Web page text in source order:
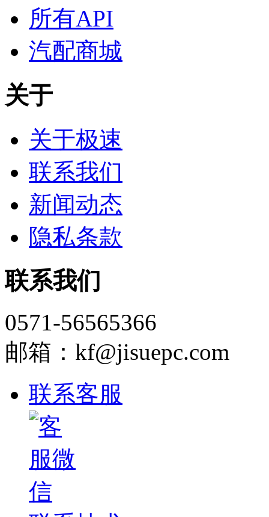
所有API
汽配商城
关于
关于极速
联系我们
新闻动态
隐私条款
联系我们
0571-56565366
邮箱：kf@jisuepc.com
联系客服